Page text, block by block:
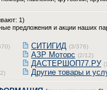
1)
предложения и акции наших
СИТИГИД (3/376)
АЗР Моторс (2/12)
ДАСТЕРШОП77.РУ
Другие товары и